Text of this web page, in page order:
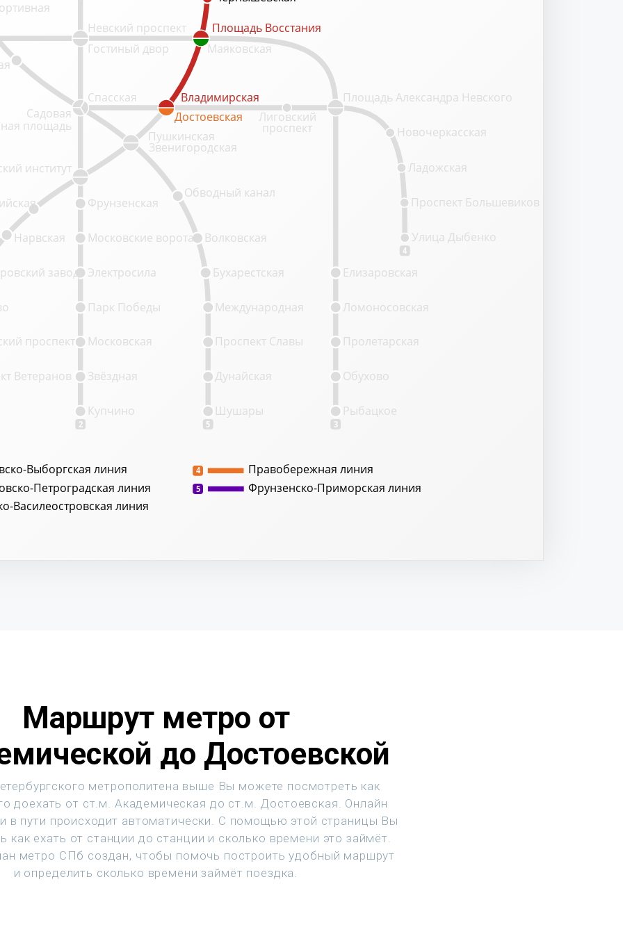
Выборгская линия
Петроградская линия
Василеостровская линия
Правобережная линия
4
Фрунзенско-Приморская линия
5
2 5 3
4
Ветеранов
Московские ворота Волковская
Обводный канал
Бухарестская
Международная
Достоевская
Владимирская
Лиговский
проспект
Спасская
Садовая
площадь
Звенигородская
Пушкинская
проспект
завод
Нарвская
институт
Купчино
Звёздная
Московская
Фрунзенская
Парк Победы
Электросила
Невский проспект
Гостиный двор Маяковская
Площадь Восстания
Площадь Александра Невского
Новочеркасская
Ладожская
Проспект Большевиков
Улица Дыбенко
Рыбацкое
Обухово
Пролетарская
Ломоносовская
Елизаровская
Проспект Славы
Дунайская
Шушары
Достоевская
Владимирская
Площадь Восстания
Маршрут метро от
до Достоевской
метрополитена выше Вы можете посмотреть как
доехать от ст.м. Академическая до ст.м. Достоевская. Онлайн
в пути происходит автоматически. С помощью этой страницы Вы
как ехать от станции до станции и сколько времени это займёт.
метро СПб создан, чтобы помочь построить удобный маршрут
и определить сколько времени займёт поездка.